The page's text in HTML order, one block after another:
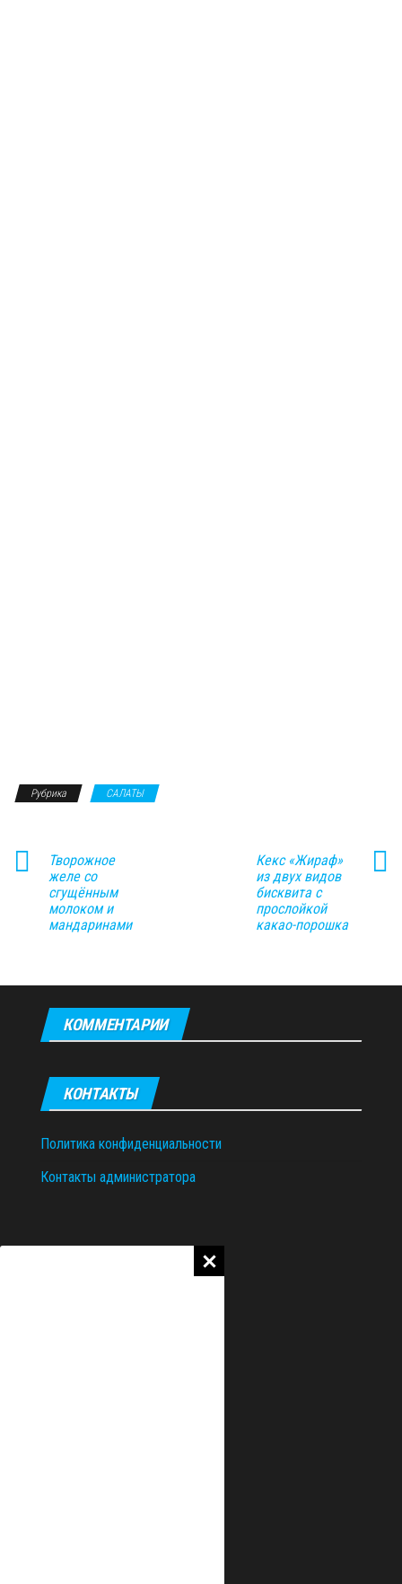
Рубрика САЛАТЫ
Творожное
желе со
сгущённым
молоком и
мандаринами
Кекс «Жираф»
из двух видов
бисквита с
прослойкой
какао-порошка
КОММЕНТАРИИ
КОНТАКТЫ
Политика конфиденциальности
Контакты администратора